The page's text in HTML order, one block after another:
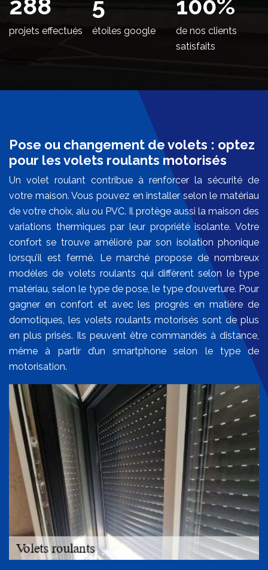
projets effectués étoiles google
de nos clients
satisfaits
Pose ou changement de volets : optez
pour les volets roulants motorisés
Un volet roulant contribue à renforcer la sécurité de
votre maison. Vous pouvez en installer selon le matériau
de votre choix, alu ou PVC. Il protège aussi la maison des
variations thermiques par leur propriété isolante. Votre
confort se trouve amélioré par son isolation phonique
lorsqu’il est fermé. Le marché propose de nombreux
modèles de volets roulants qui diffèrent selon le type
matériau, selon le type de pose, le type d’ouverture. Pour
gagner en confort et avec les progrès en matière de
domotiques, les volets roulants motorisés sont de plus
en plus prisés. Ils peuvent être commandés à distance,
même à partir d’un smartphone selon le type de
motorisation.